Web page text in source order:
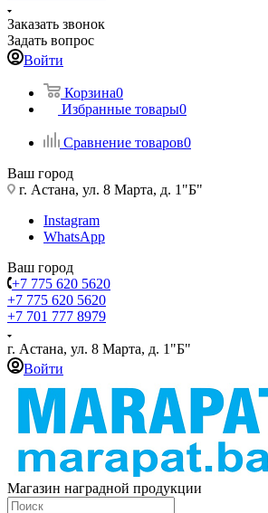
Заказать звонок
Задать вопрос
Войти
Корзина0
Избранные товары0
Сравнение товаров0
Ваш город
г. Астана, ул. 8 Марта, д. 1"Б"
Instagram
WhatsApp
Ваш город
+7 775 620 5620
+7 775 620 5620
+7 701 777 8979
г. Астана, ул. 8 Марта, д. 1"Б"
Войти
Магазин наградной продукции